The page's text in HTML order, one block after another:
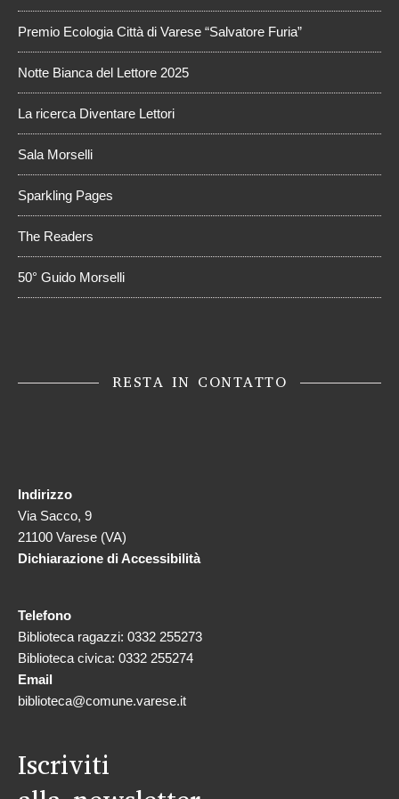
Premio Ecologia Città di Varese “Salvatore Furia”
Notte Bianca del Lettore 2025
La ricerca Diventare Lettori
Sala Morselli
Sparkling Pages
The Readers
50° Guido Morselli
RESTA IN CONTATTO
Indirizzo
Via Sacco, 9
21100 Varese (VA)
Dichiarazione di Accessibilità
Telefono
Biblioteca ragazzi: 0332 255273
Biblioteca civica: 0332 255274
Email
biblioteca@comune.varese.it
Iscriviti